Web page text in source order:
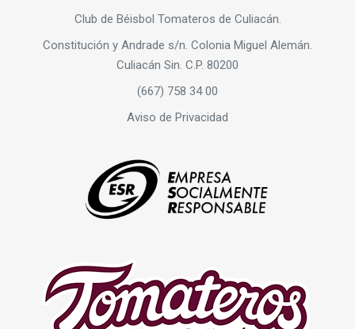
Club de Béisbol Tomateros de Culiacán.
Constitución y Andrade s/n. Colonia Miguel Alemán.
Culiacán Sin. C.P. 80200
(667) 758 34 00
Aviso de Privacidad